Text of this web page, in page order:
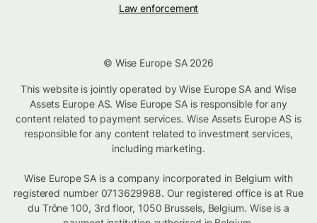
Law enforcement
© Wise Europe SA 2026
This website is jointly operated by Wise Europe SA and Wise
Assets Europe AS. Wise Europe SA is responsible for any
content related to payment services. Wise Assets Europe AS is
responsible for any content related to investment services,
including marketing.
Wise Europe SA is a company incorporated in Belgium with
registered number 0713629988. Our registered office is at Rue
du Trône 100, 3rd floor, 1050 Brussels, Belgium. Wise is a